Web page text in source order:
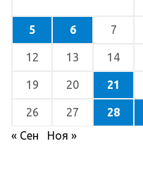
5 6 7
12 13 14
19 20 21
26 27 28
« Сен
Ноя »